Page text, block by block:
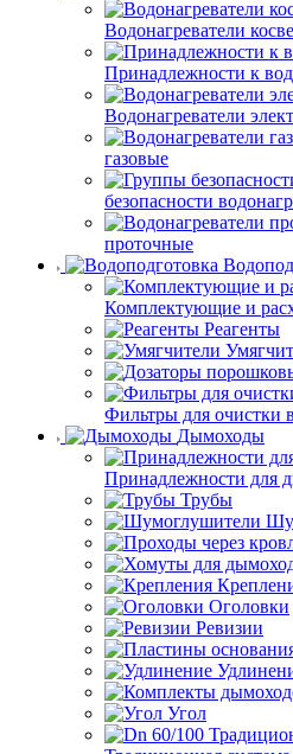
Водонагреватели
Принадлежности к
Водонагреватели
газовые
безопасности
проточные
Комплектующие и
Реагенты
Фильтры для очистки
Дымоходы
Принадлежности для
Трубы
Оголовки
Ревизии
Угол